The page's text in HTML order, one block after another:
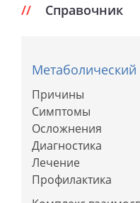
Справочник
Причины
Симптомы
Осложнения
Диагностика
Лечение
Профилактика